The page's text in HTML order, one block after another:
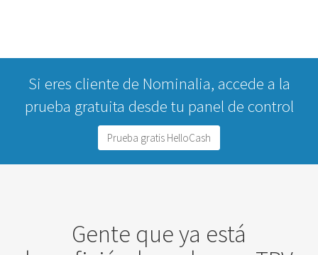
Si eres cliente de Nominalia, accede a la
prueba gratuita desde tu panel de control
Prueba gratis HelloCash
Gente que ya está